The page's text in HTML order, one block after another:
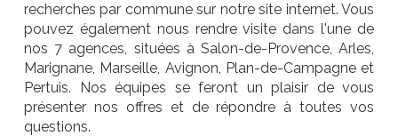
recherches par commune sur notre site internet. Vous
pouvez également nous rendre visite dans l'une de
nos 7 agences, situées à Salon-de-Provence, Arles,
Marignane, Marseille, Avignon, Plan-de-Campagne et
Pertuis. Nos équipes se feront un plaisir de vous
présenter nos offres et de répondre à toutes vos
questions.